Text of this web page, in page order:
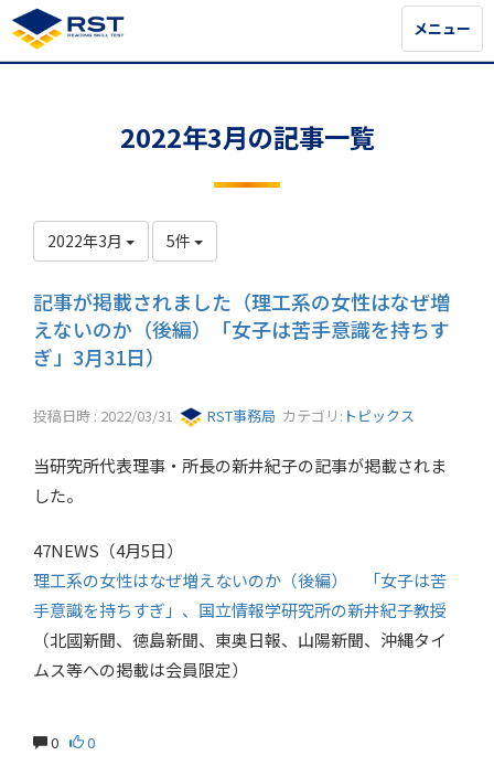
メニュー
メニュー
2022年3月の記事一覧
2022年3月 5件
記事が掲載されました（理工系の女性はなぜ増
えないのか（後編）「女子は苦手意識を持ちす
ぎ」3月31日）
投稿日時 : 2022/03/31 RST事務局 カテゴリ: トピックス
当研究所代表理事・所長の新井紀子の記事が掲載されま
した。
47NEWS（4月5日）
理工系の女性はなぜ増えないのか（後編） 「女子は苦
手意識を持ちすぎ」、国立情報学研究所の新井紀子教授
（北國新聞、徳島新聞、東奥日報、山陽新聞、沖縄タイ
ムス等への掲載は会員限定）
0 0